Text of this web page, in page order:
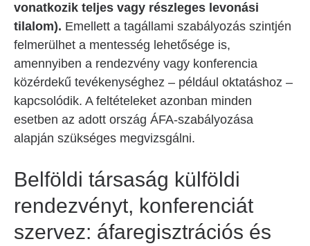
vonatkozik teljes vagy részleges levonási
tilalom). Emellett a tagállami szabályozás szintjén
felmerülhet a mentesség lehetősége is,
amennyiben a rendezvény vagy konferencia
közérdekű tevékenységhez – például oktatáshoz –
kapcsolódik. A feltételeket azonban minden
esetben az adott ország ÁFA-szabályozása
alapján szükséges megvizsgálni.
Belföldi társaság külföldi
rendezvényt, konferenciát
szervez: áfaregisztrációs és